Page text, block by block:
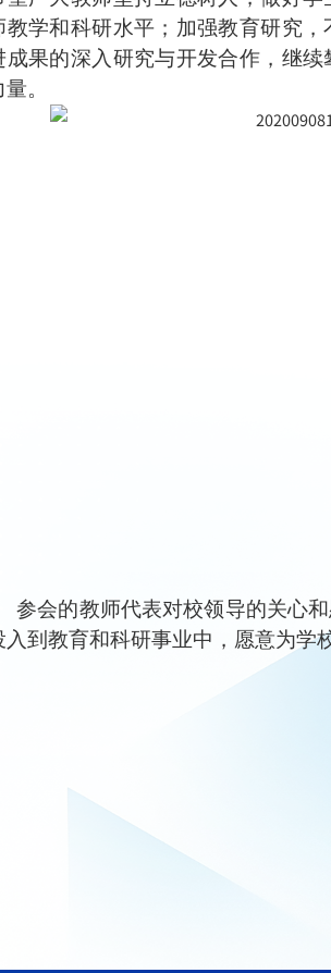
教学和科研水平；加强教育研究
成果的深入研究与开发合作，继
。
参会的教师代表对校领导的关心
入到教育和科研事业中，愿意为学